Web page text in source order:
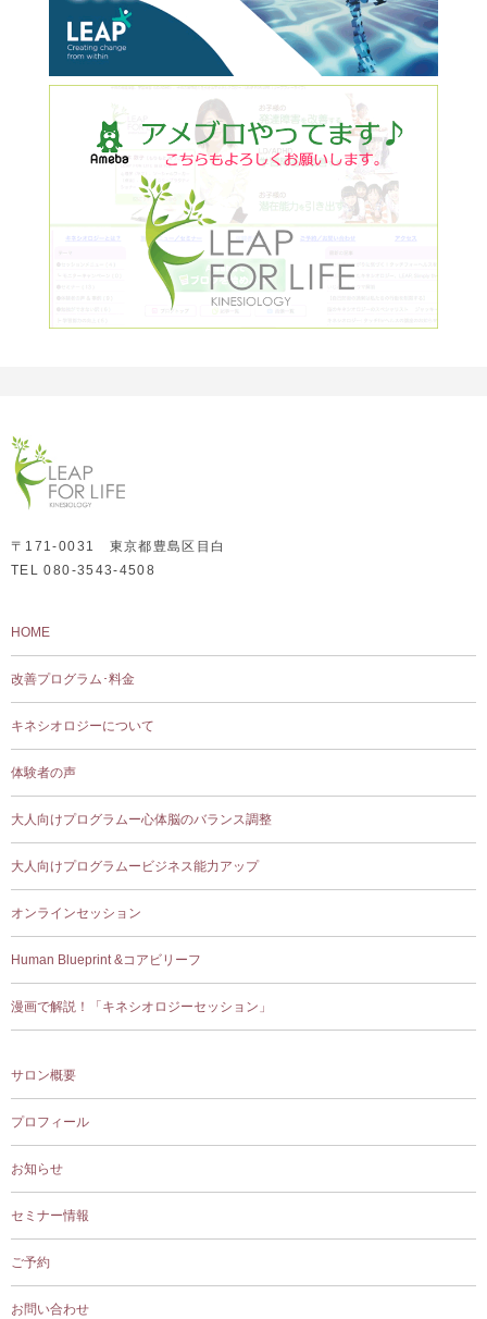
〒171-0031 東京都豊島区目白
TEL 080-3543-4508
HOME
改善プログラム･料金
キネシオロジーについて
体験者の声
大人向けプログラムー心体脳のバランス調整
大人向けプログラムービジネス能力アップ
オンラインセッション
Human Blueprint &コアビリーフ
漫画で解説！「キネシオロジーセッション」
サロン概要
プロフィール
お知らせ
セミナー情報
ご予約
お問い合わせ